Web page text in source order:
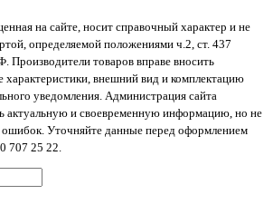
на сайте, носит справочный характер и не
определяемой положениями ч.2, ст. 437
Производители товаров вправе вносить
характеристики, внешний вид и комплектацию
уведомления. Администрация сайта
актуальную и своевременную информацию, но не
Уточняйте данные перед оформлением
707 25 22.